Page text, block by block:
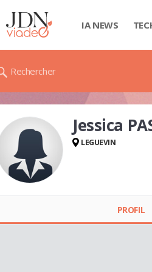
IA NEWS
Rechercher
Jessica
LEGUEVIN
PROFIL